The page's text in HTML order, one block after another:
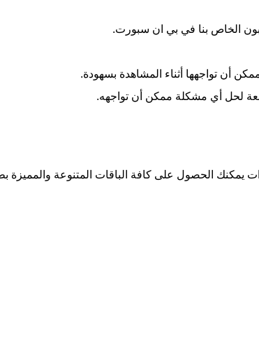
الخاص بنا في بي ان سبورت.
أن تواجهها أثناء المشاهدة بسهودة.
لحل أي مشكلة ممكن أن تواجهه.
الحصول على كافة الباقات المتنوعة والمميزة